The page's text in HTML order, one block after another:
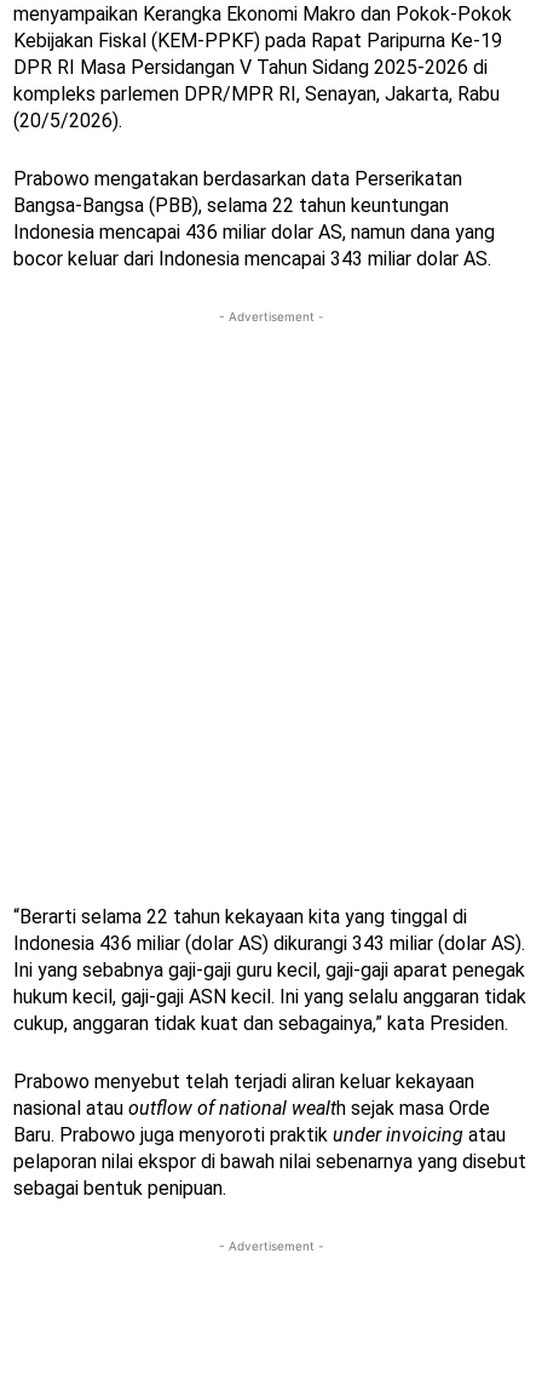
menyampaikan Kerangka Ekonomi Makro dan Pokok-Pokok
Kebijakan Fiskal (KEM-PPKF) pada Rapat Paripurna Ke-19
DPR RI Masa Persidangan V Tahun Sidang 2025-2026 di
kompleks parlemen DPR/MPR RI, Senayan, Jakarta, Rabu
(20/5/2026).
Prabowo mengatakan berdasarkan data Perserikatan
Bangsa-Bangsa (PBB), selama 22 tahun keuntungan
Indonesia mencapai 436 miliar dolar AS, namun dana yang
bocor keluar dari Indonesia mencapai 343 miliar dolar AS.
- Advertisement -
“Berarti selama 22 tahun kekayaan kita yang tinggal di
Indonesia 436 miliar (dolar AS) dikurangi 343 miliar (dolar AS).
Ini yang sebabnya gaji-gaji guru kecil, gaji-gaji aparat penegak
hukum kecil, gaji-gaji ASN kecil. Ini yang selalu anggaran tidak
cukup, anggaran tidak kuat dan sebagainya,” kata Presiden.
Prabowo menyebut telah terjadi aliran keluar kekayaan
nasional atau outflow of national wealth sejak masa Orde
Baru. Prabowo juga menyoroti praktik under invoicing atau
pelaporan nilai ekspor di bawah nilai sebenarnya yang disebut
sebagai bentuk penipuan.
- Advertisement -